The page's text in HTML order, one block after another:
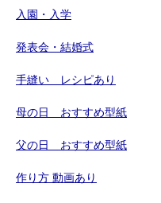
入園・入学
発表会・結婚式
手縫い レシピあり
母の日 おすすめ型紙
父の日 おすすめ型紙
作り方 動画あり